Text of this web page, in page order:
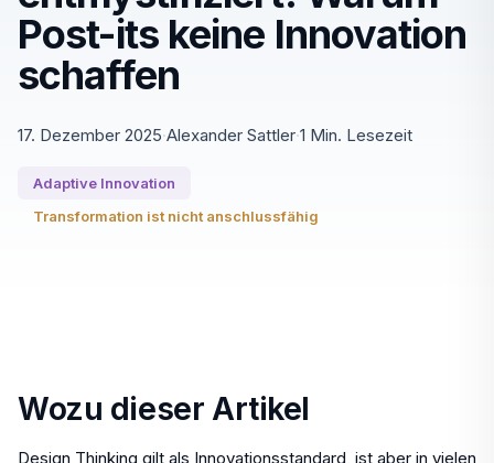
Post-its keine Innovation
schaffen
17. Dezember 2025·Alexander Sattler·1 Min. Lesezeit
Adaptive Innovation
Transformation ist nicht anschlussfähig
Wozu dieser Artikel
Design Thinking gilt als Innovationsstandard, ist aber in vielen